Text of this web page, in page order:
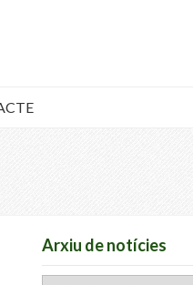
Arxiu de notícies